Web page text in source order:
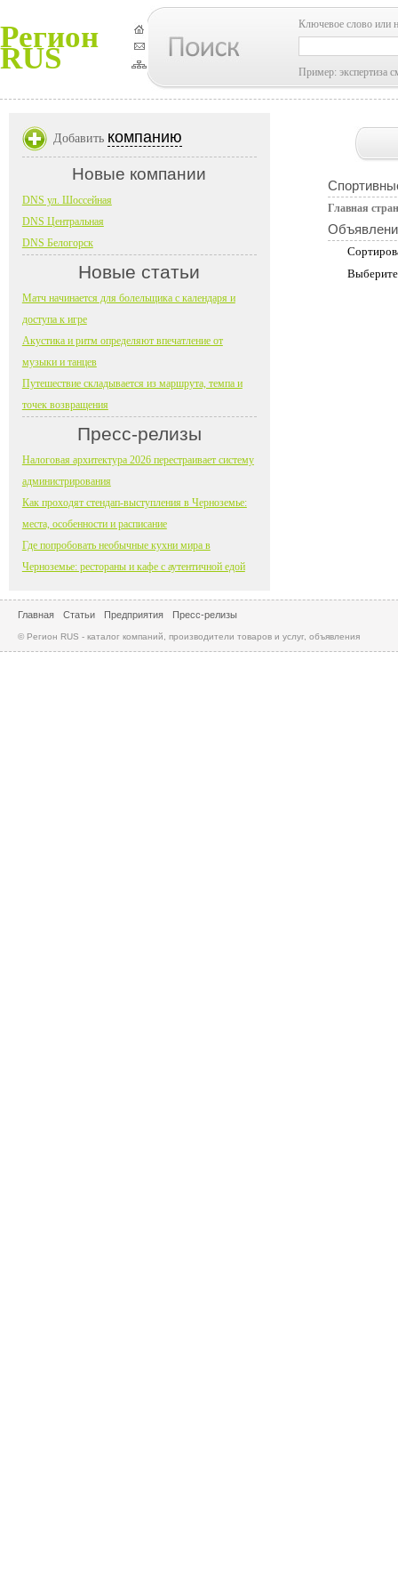
Регион
RUS
Ключевое слово или
Пример: экспертиза
Главная
Добавить компанию
Новые компании
DNS ул. Шоссейная
DNS Центральная
DNS Белогорск
Новые статьи
Матч начинается для болельщика с календаря и
доступа к игре
Акустика и ритм определяют впечатление от
музыки и танцев
Путешествие складывается из маршрута, темпа и
точек возвращения
Пресс-релизы
Налоговая архитектура 2026 перестраивает систему
администрирования
Как проходят стендап-выступления в Черноземье:
места, особенности и расписание
Где попробовать необычные кухни мира в
Черноземье: рестораны и кафе с аутентичной едой
Главная Статьи Предприятия Пресс-релизы
© Регион RUS - каталог компаний, производители товаров и услуг, объявления